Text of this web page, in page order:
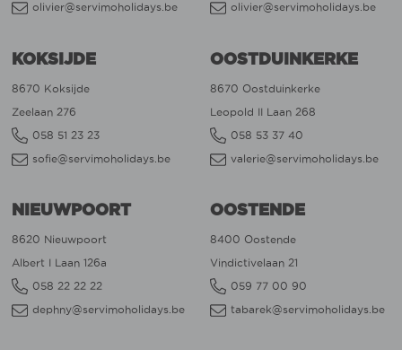
olivier@servimoholidays.be
olivier@servimoholidays.be
KOKSIJDE
8670 Koksijde
Zeelaan 276
058 51 23 23
sofie@servimoholidays.be
OOSTDUINKERKE
8670 Oostduinkerke
Leopold II Laan 268
058 53 37 40
valerie@servimoholidays.be
NIEUWPOORT
8620 Nieuwpoort
Albert I Laan 126a
058 22 22 22
dephny@servimoholidays.be
OOSTENDE
8400 Oostende
Vindictivelaan 21
059 77 00 90
tabarek@servimoholidays.be